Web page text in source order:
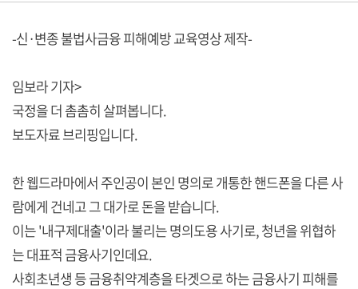
-신·변종 불법사금융 피해예방 교육영상 제작-
임보라 기자>
국정을 더 촘촘히 살펴봅니다.
보도자료 브리핑입니다.
한 웹드라마에서 주인공이 본인 명의로 개통한 핸드폰을 다른 사
람에게 건네고 그 대가로 돈을 받습니다.
이는 '내구제대출'이라 불리는 명의도용 사기로, 청년을 위협하
는 대표적 금융사기인데요.
사회초년생 등 금융취약계층을 타겟으로 하는 금융사기 피해를